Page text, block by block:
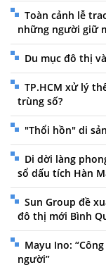
Toàn cảnh lễ
những người giữ
Du mục đô thị
TP.HCM xử lý
trùng số?
"Thổi hồn" di
Di dời làng
sổ dấu tích Hàn
Sun Group đề
đô thị mới Bình
Mayu Ino:
người”